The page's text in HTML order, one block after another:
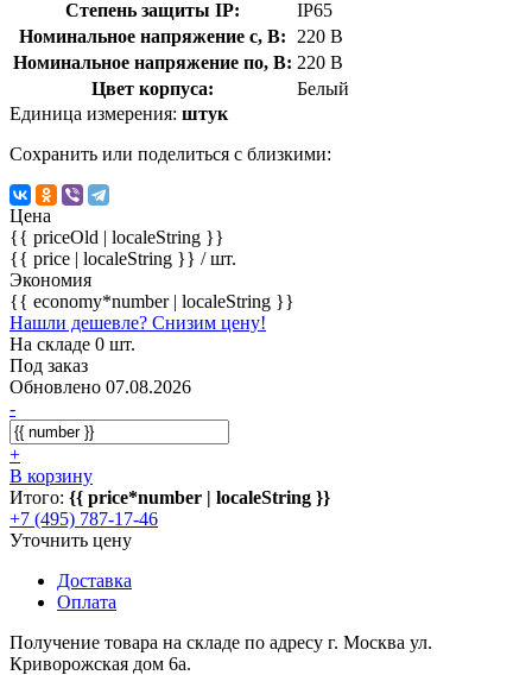
Степень защиты IP:
IP65
Номинальное напряжение с, В:
220 В
Номинальное напряжение по, В: 220 В
Цвет корпуса:
Белый
Единица измерения: штук
Сохранить или поделиться с близкими:
Цена
{{ priceOld | localeString }}
{{ price | localeString }} / шт.
Экономия
{{ economy*number | localeString }}
Нашли дешевле? Снизим цену!
На складе 0 шт.
Под заказ
Обновлено 07.08.2026
-
+
В корзину
Итого: {{ price*number | localeString }}
+7 (495) 787-17-46
Уточнить цену
Доставка
Оплата
Получение товара на складе по адресу г. Москва ул.
Криворожская дом 6а.